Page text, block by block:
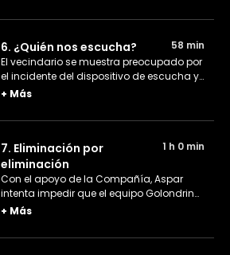
6. ¿Quién nos escucha?
58 min
El vecindario se muestra preocupado por
el incidente del dispositivo de escucha y
toma extrañas precauciones. Selim
aparato.
+ Más
7. Eliminación por
eliminación
1 h 0 min
Con el apoyo de la Compañía, Aspar
intenta impedir que el equipo Golondrina
participe en las eliminatorias de un
+ Más